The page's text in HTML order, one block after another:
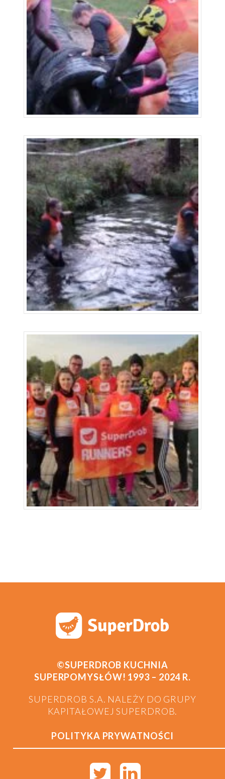
©SUPERDROB KUCHNIA
SUPERPOMYSŁÓW! 1993 – 2024 R.
SUPERDROB S.A. NALEŻY DO GRUPY
KAPITAŁOWEJ SUPERDROB.
POLITYKA PRYWATNOŚCI